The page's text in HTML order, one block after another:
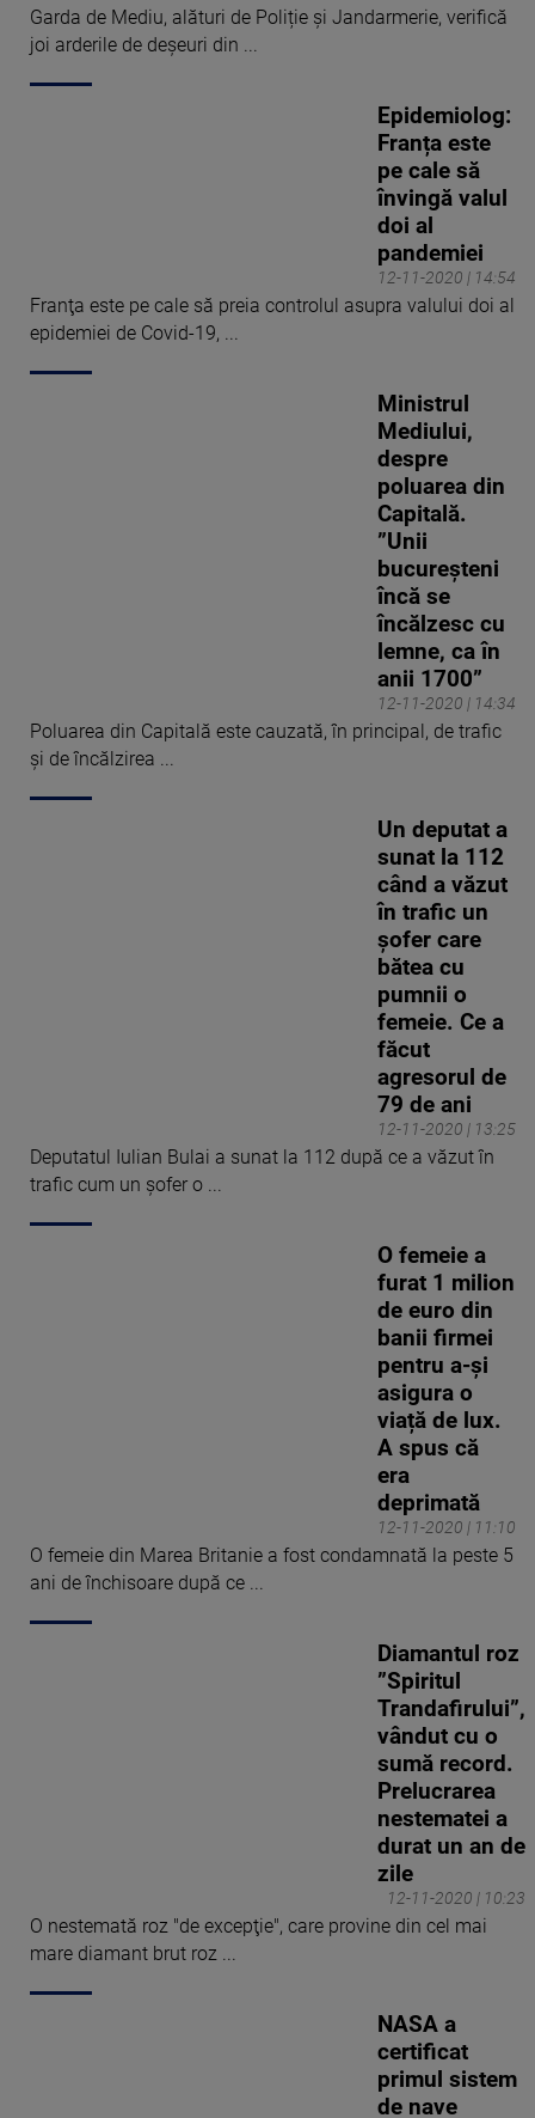
Garda de Mediu, alături de Poliție și Jandarmerie, verifică
joi arderile de deșeuri din ...
12-11-2020 | 14:54
Epidemiolog:
Franța este
pe cale să
învingă valul
doi al
pandemiei
Franţa este pe cale să preia controlul asupra valului doi al
epidemiei de Covid-19, ...
12-11-2020 | 14:34
Ministrul
Mediului,
despre
poluarea din
Capitală.
”Unii
bucureșteni
încă se
încălzesc cu
lemne, ca în
anii 1700”
Poluarea din Capitală este cauzată, în principal, de trafic
şi de încălzirea ...
12-11-2020 | 13:25
Un deputat a
sunat la 112
când a văzut
în trafic un
șofer care
bătea cu
pumnii o
femeie. Ce a
făcut
agresorul de
79 de ani
Deputatul Iulian Bulai a sunat la 112 după ce a văzut în
trafic cum un șofer o ...
12-11-2020 | 11:10
O femeie a
furat 1 milion
de euro din
banii firmei
pentru a-și
asigura o
viață de lux.
A spus că
era
deprimată
O femeie din Marea Britanie a fost condamnată la peste 5
ani de închisoare după ce ...
12-11-2020 | 10:23
Diamantul roz
”Spiritul
Trandafirului”,
vândut cu o
sumă record.
Prelucrarea
nestematei a
durat un an de
zile
O nestemată roz "de excepţie", care provine din cel mai
mare diamant brut roz ...
NASA a
certificat
primul sistem
de nave